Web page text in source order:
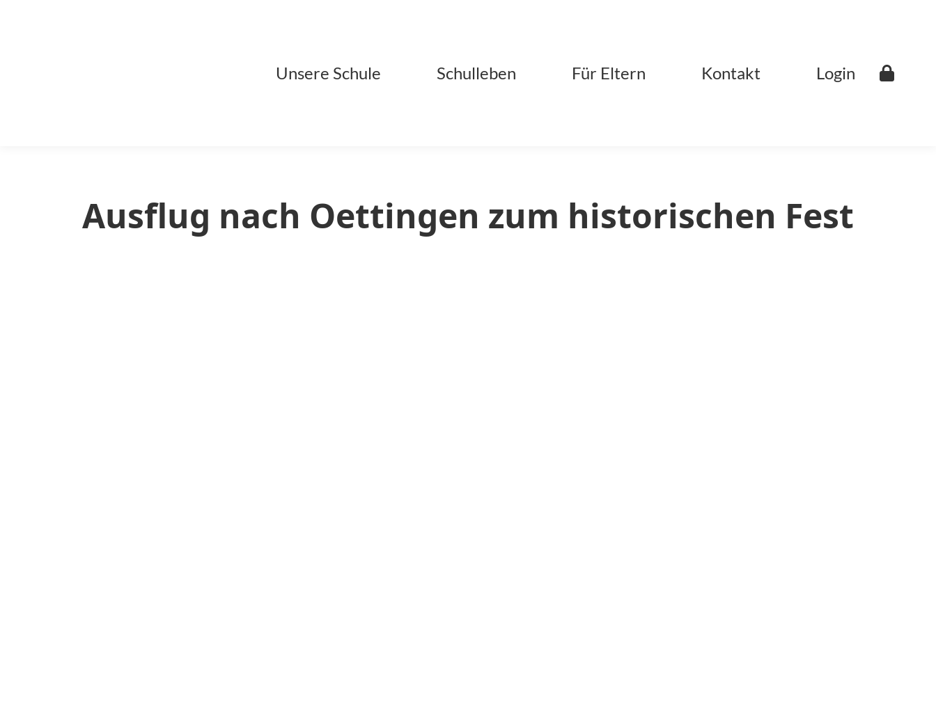
Unsere Schule Schulleben Für Eltern Kontakt Login
Ausflug nach Oettingen zum historischen Fest